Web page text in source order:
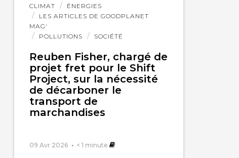
CLIMAT
ÉNERGIES
LES ARTICLES DE GOODPLANET
MAG'
POLLUTIONS
SOCIÉTÉ
Reuben Fisher, chargé de
projet fret pour le Shift
Project, sur la nécessité
de décarboner le
transport de
marchandises
09 Avr 2026 < 1 minute
Lire
l'article